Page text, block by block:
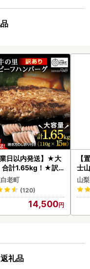
業日以内発送】★大
合計1.65kg！★訳
の里ビーフハンバ
ｇ5枚入）×3 AG
老町
(120)
14,500
【
士
180
山
礼品